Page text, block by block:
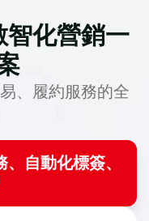
智化營銷一
、履約服務的全
自動化標簽、